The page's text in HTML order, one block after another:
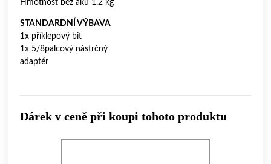
Hmotnost bez aku 1.2 kg
STANDARDNÍ VÝBAVA
1x příklepový bit
1x 5/8palcový nástrčný
adaptér
Dárek v ceně při koupi tohoto produktu